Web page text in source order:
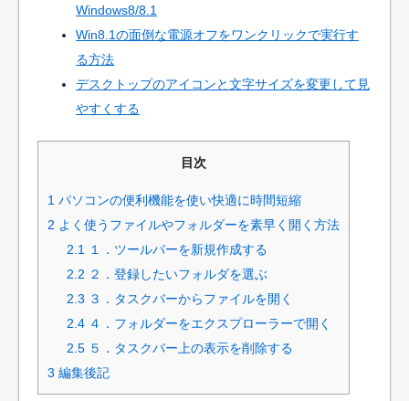
Windows8/8.1
Win8.1の面倒な電源オフをワンクリックで実行す
る方法
デスクトップのアイコンと文字サイズを変更して見
やすくする
目次
1 パソコンの便利機能を使い快適に時間短縮
2 よく使うファイルやフォルダーを素早く開く方法
2.1
１．ツールバーを新規作成する
2.2 ２．登録したいフォルダを選ぶ
2.3 ３．タスクバーからファイルを開く
2.4 ４．フォルダーをエクスプローラーで開く
2.5 ５．タスクバー上の表示を削除する
3 編集後記